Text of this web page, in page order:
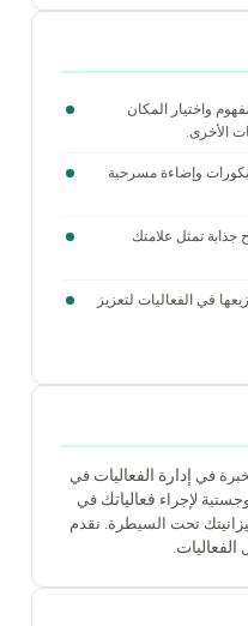
واختيار المكان
الأخرى.
وإضاءة مسرحية
تمثل علامتك
في الفعاليات لتعزيز
في إدارة الفعاليات في
لإجراء فعالياتك في
تحت السيطرة. نقدم
الفعاليات.